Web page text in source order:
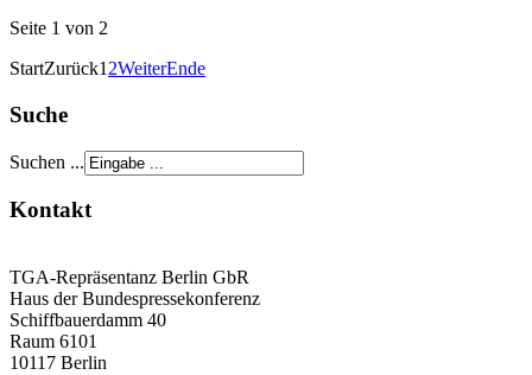
Seite 1 von 2
StartZurück1 2WeiterEnde
Suche
Suchen ...
Kontakt
TGA-Repräsentanz Berlin GbR
Haus der Bundespressekonferenz
Schiffbauerdamm 40
Raum 6101
10117 Berlin